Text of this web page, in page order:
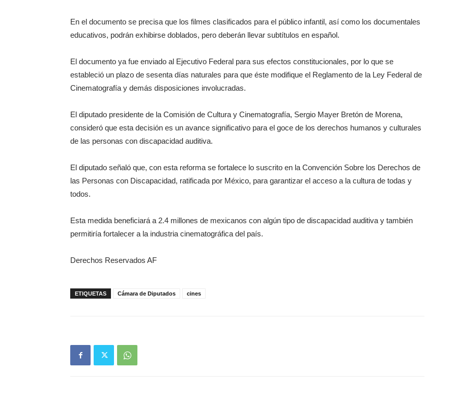
En el documento se precisa que los filmes clasificados para el público infantil, así como los documentales
educativos, podrán exhibirse doblados, pero deberán llevar subtítulos en español.
El documento ya fue enviado al Ejecutivo Federal para sus efectos constitucionales, por lo que se
estableció un plazo de sesenta días naturales para que éste modifique el Reglamento de la Ley Federal de
Cinematografía y demás disposiciones involucradas.
El diputado presidente de la Comisión de Cultura y Cinematografía, Sergio Mayer Bretón de Morena,
consideró que esta decisión es un avance significativo para el goce de los derechos humanos y culturales
de las personas con discapacidad auditiva.
El diputado señaló que, con esta reforma se fortalece lo suscrito en la Convención Sobre los Derechos de
las Personas con Discapacidad, ratificada por México, para garantizar el acceso a la cultura de todas y
todos.
Esta medida beneficiará a 2.4 millones de mexicanos con algún tipo de discapacidad auditiva y también
permitiría fortalecer a la industria cinematográfica del país.
Derechos Reservados AF
ETIQUETAS Cámara de Diputados cines